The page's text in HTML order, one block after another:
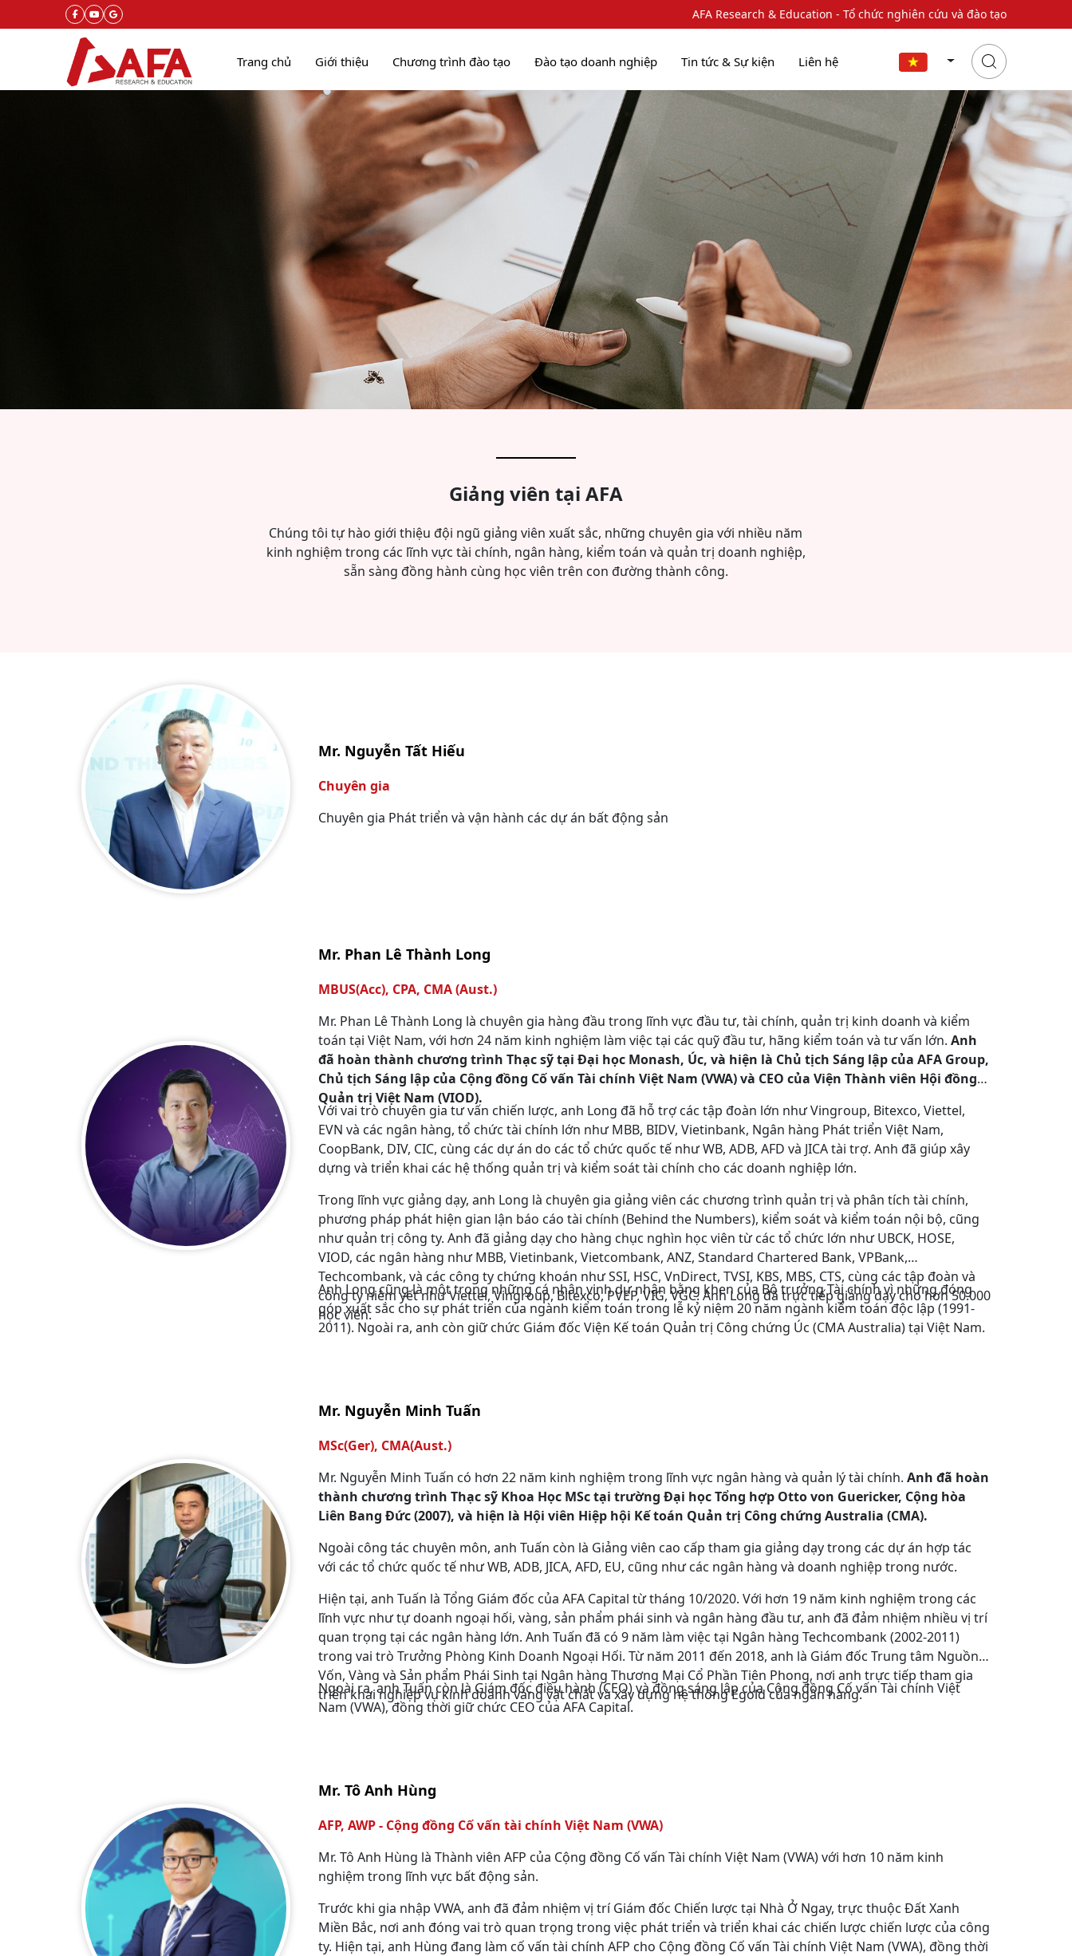
AFA Research & Education - Tổ chức nghiên cứu và đào tạo
Trang chủ Giới thiệu Chương trình đào tạo Đào tạo doanh nghiệp Tin tức & Sự kiện Liên hệ
Giảng viên tại AFA
Chúng tôi tự hào giới thiệu đội ngũ giảng viên xuất sắc, những chuyên gia với nhiều năm
kinh nghiệm trong các lĩnh vực tài chính, ngân hàng, kiểm toán và quản trị doanh nghiệp,
sẵn sàng đồng hành cùng học viên trên con đường thành công.
Mr. Nguyễn Tất Hiếu
Chuyên gia
Chuyên gia Phát triển và vận hành các dự án bất động sản
Mr. Phan Lê Thành Long
MBUS(Acc), CPA, CMA (Aust.)
Mr. Phan Lê Thành Long là chuyên gia hàng đầu trong lĩnh vực đầu tư, tài chính, quản trị kinh doanh và kiểm
toán tại Việt Nam, với hơn 24 năm kinh nghiệm làm việc tại các quỹ đầu tư, hãng kiểm toán và tư vấn lớn. Anh
đã hoàn thành chương trình Thạc sỹ tại Đại học Monash, Úc, và hiện là Chủ tịch Sáng lập của AFA Group,
Chủ tịch Sáng lập của Cộng đồng Cố vấn Tài chính Việt Nam (VWA) và CEO của Viện Thành viên Hội đồng
Quản trị Việt Nam (VIOD).
Với vai trò chuyên gia tư vấn chiến lược, anh Long đã hỗ trợ các tập đoàn lớn như Vingroup, Bitexco, Viettel,
EVN và các ngân hàng, tổ chức tài chính lớn như MBB, BIDV, Vietinbank, Ngân hàng Phát triển Việt Nam,
CoopBank, DIV, CIC, cùng các dự án do các tổ chức quốc tế như WB, ADB, AFD và JICA tài trợ. Anh đã giúp xây
dựng và triển khai các hệ thống quản trị và kiểm soát tài chính cho các doanh nghiệp lớn.
Trong lĩnh vực giảng dạy, anh Long là chuyên gia giảng viên các chương trình quản trị và phân tích tài chính,
phương pháp phát hiện gian lận báo cáo tài chính (Behind the Numbers), kiểm soát và kiểm toán nội bộ, cũng
như quản trị công ty. Anh đã giảng dạy cho hàng chục nghìn học viên từ các tổ chức lớn như UBCK, HOSE,
VIOD, các ngân hàng như MBB, Vietinbank, Vietcombank, ANZ, Standard Chartered Bank, VPBank,
Techcombank, và các công ty chứng khoán như SSI, HSC, VnDirect, TVSI, KBS, MBS, CTS, cùng các tập đoàn và
công ty niêm yết như Viettel, Vingroup, Bitexco, PVEP, VIG, VGC. Anh Long đã trực tiếp giảng dạy cho hơn 50.000
học viên.
Anh Long cũng là một trong những cá nhân vinh dự nhận bằng khen của Bộ trưởng Tài chính vì những đóng
góp xuất sắc cho sự phát triển của ngành kiểm toán trong lễ kỷ niệm 20 năm ngành kiểm toán độc lập (1991-
2011). Ngoài ra, anh còn giữ chức Giám đốc Viện Kế toán Quản trị Công chứng Úc (CMA Australia) tại Việt Nam.
Mr. Nguyễn Minh Tuấn
MSc(Ger), CMA(Aust.)
Mr. Nguyễn Minh Tuấn có hơn 22 năm kinh nghiệm trong lĩnh vực ngân hàng và quản lý tài chính. Anh đã hoàn
thành chương trình Thạc sỹ Khoa Học MSc tại trường Đại học Tổng hợp Otto von Guericker, Cộng hòa
Liên Bang Đức (2007), và hiện là Hội viên Hiệp hội Kế toán Quản trị Công chứng Australia (CMA).
Ngoài công tác chuyên môn, anh Tuấn còn là Giảng viên cao cấp tham gia giảng dạy trong các dự án hợp tác
với các tổ chức quốc tế như WB, ADB, JICA, AFD, EU, cũng như các ngân hàng và doanh nghiệp trong nước.
Hiện tại, anh Tuấn là Tổng Giám đốc của AFA Capital từ tháng 10/2020. Với hơn 19 năm kinh nghiệm trong các
lĩnh vực như tự doanh ngoại hối, vàng, sản phẩm phái sinh và ngân hàng đầu tư, anh đã đảm nhiệm nhiều vị trí
quan trọng tại các ngân hàng lớn. Anh Tuấn đã có 9 năm làm việc tại Ngân hàng Techcombank (2002-2011)
trong vai trò Trưởng Phòng Kinh Doanh Ngoại Hối. Từ năm 2011 đến 2018, anh là Giám đốc Trung tâm Nguồn
Vốn, Vàng và Sản phẩm Phái Sinh tại Ngân hàng Thương Mại Cổ Phần Tiên Phong, nơi anh trực tiếp tham gia
triển khai nghiệp vụ kinh doanh vàng vật chất và xây dựng hệ thống Egold của ngân hàng.
Ngoài ra, anh Tuấn còn là Giám đốc điều hành (CEO) và đồng sáng lập của Cộng đồng Cố vấn Tài chính Việt
Nam (VWA), đồng thời giữ chức CEO của AFA Capital.
Mr. Tô Anh Hùng
AFP, AWP - Cộng đồng Cố vấn tài chính Việt Nam (VWA)
Mr. Tô Anh Hùng là Thành viên AFP của Cộng đồng Cố vấn Tài chính Việt Nam (VWA) với hơn 10 năm kinh
nghiệm trong lĩnh vực bất động sản.
Trước khi gia nhập VWA, anh đã đảm nhiệm vị trí Giám đốc Chiến lược tại Nhà Ở Ngay, trực thuộc Đất Xanh
Miền Bắc, nơi anh đóng vai trò quan trọng trong việc phát triển và triển khai các chiến lược chiến lược của công
ty. Hiện tại, anh Hùng đang làm cố vấn tài chính AFP cho Cộng đồng Cố vấn Tài chính Việt Nam (VWA), đồng thời